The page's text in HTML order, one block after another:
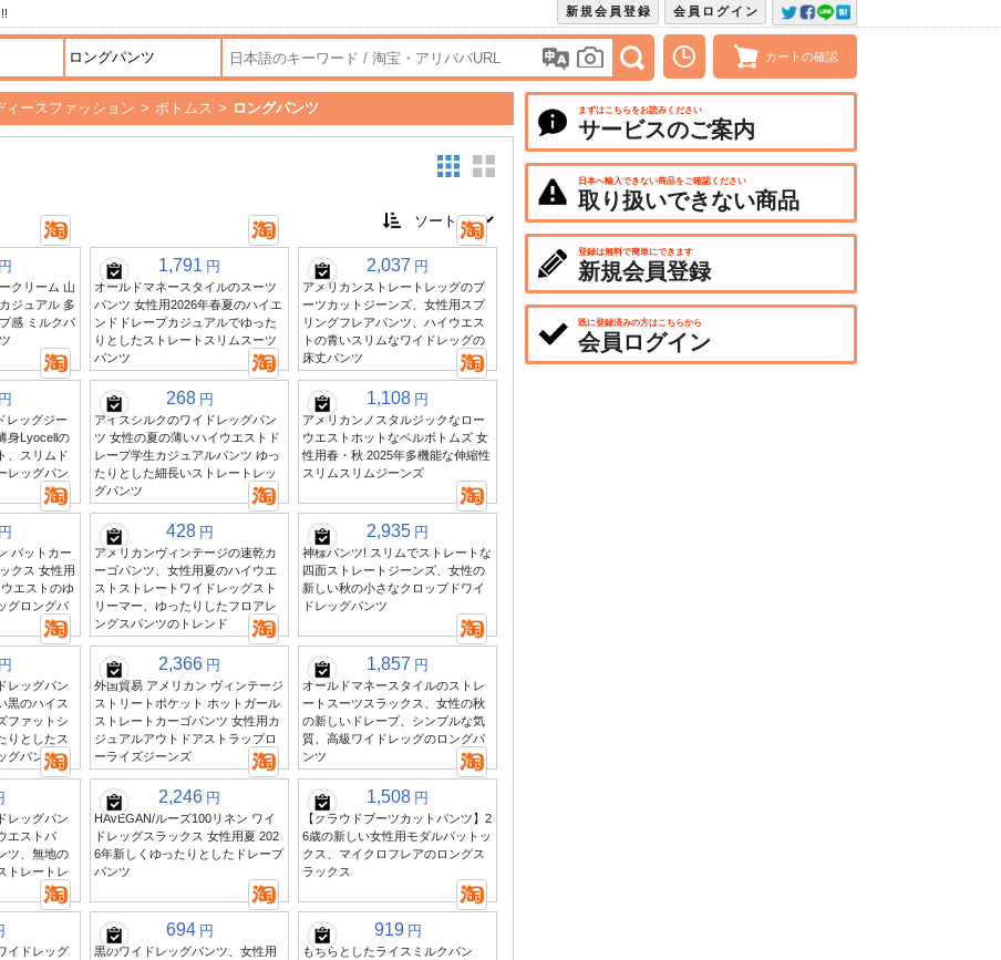
会員ログイン
新規会員登録
カートの確認
ィースファッション > ボトムス > ロングパンツ
円
クリーム 山
ジュアル 多
感 ミルクパ
1,791 円
オールドマネースタイルのスーツ
パンツ 女性用2026年春夏のハイエ
ンドドレープカジュアルでゆった
りとしたストレートスリムスーツ
パンツ
2,037 円
アメリカンストレートレッグのブ
ーツカットジーンズ、女性用スプ
リングフレアパンツ、ハイウエス
トの青いスリムなワイドレッグの
床丈パンツ
円
レッグジー
身Lyocellの
、スリムド
レッグパン
268 円
アイスシルクのワイドレッグパン
ツ 女性の夏の薄いハイウエストド
レープ学生カジュアルパンツ ゆっ
たりとした細長いストレートレッ
グパンツ
1,108 円
アメリカンノスタルジックなロー
ウエストホットなベルボトムズ 女
性用春・秋 2025年多機能な伸縮性
スリムスリムジーンズ
円
バットカー
クス 女性用
エストのゆ
グロングパ
428 円
アメリカンヴィンテージの速乾カ
ーゴパンツ、女性用夏のハイウエ
ストストレートワイドレッグスト
リーマー、ゆったりしたフロアレ
ングスパンツのトレンド
2,935 円
神様パンツ! スリムでストレートな
四面ストレートジーンズ、女性の
新しい秋の小さなクロップドワイ
ドレッグパンツ
円
レッグパン
黒のハイス
ファットシ
りとしたス
グパンツ
2,366 円
外国貿易 アメリカン ヴィンテージ
ストリートポケット ホットガール
ストレートカーゴパンツ 女性用カ
ジュアルアウトドアストラップロ
ーライズジーンズ
1,857 円
オールドマネースタイルのストレ
ートスーツスラックス、女性の秋
の新しいドレープ、シンプルな気
質、高級ワイドレッグのロングパ
ンツ
レッグパン
エストパ
ツ、無地の
トレートレ
2,246 円
HAVEGAN/ルーズ100リネン ワイ
ドレッグスラックス 女性用夏 202
6年新しくゆったりとしたドレープ
パンツ
1,508 円
【クラウドブーツカットパンツ】2
6歳の新しい女性用モダルバットッ
クス、マイクロフレアのロングス
ラックス
イドレッグ
694 円
黒のワイドレッグパンツ、女性用
919 円
もちらとしたライスミルクパン
まずはこちらをお読みください
サービスのご案内
日本へ輸入できない商品をご確認ください
取り扱いできない商品
登録は無料で簡単にできます
新規会員登録
既に登録済みの方はこちらから
会員ログイン